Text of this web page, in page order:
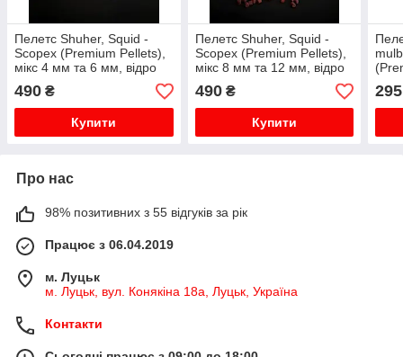
Пелетс Shuher, Squid -
Scopex (Premium Pellets),
мікс 4 мм та 6 мм, відро
2,5 кг
490 ₴
Купити
Пелетс Shuher, Squid -
Scopex (Premium Pellets),
мікс 8 мм та 12 мм, відро
2,5 кг
490₴
Купити
мм
295
Про нас
98% позитивних з 55 відгуків за рік
Працює з 06.04.2019
м. Луцьк
м. Луцьк, вул. Конякіна 18а, Луцьк, Україна
Контакти